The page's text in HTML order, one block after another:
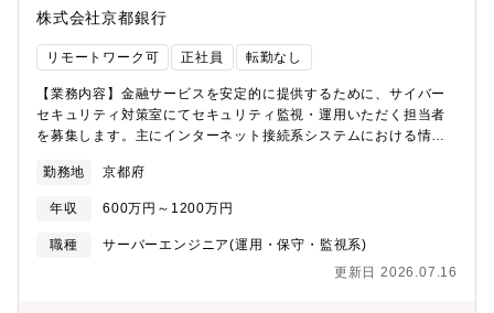
式含み益が地方銀行内でトップクラスとなっております。当行の
一番の強みはリスクに対応し得る強固な財政基盤であり、銀行に
求められる役割が多様に変化する中でお客様に多様なソリューシ
ョンをご提案するべく、新たな挑戦を起こしていきます。2023年
10月に京都フィナンシャルグループを設立し、既存グループ会社
の事業再構築や新しい事業会社の設立、さらに他社の買収など、
グループストラクチャーの強化を通じたシナジー効果発揮を目指
用後、65歳の応答年度末まで勤務継続可能）銀行＝店舗削減のイ
あるとらえており、中途採用も積極的に継続して参ります。バン
カーとして腰を据えて長く働きたい方是非応募下さい。
ラスであると同時に、世界から注目されるベンチャー企業が集ま
る非常に魅力的なエリアです。京都銀行は、そんな魅力的な特徴
を持つエリアでお客様と共に成長し、名だたる京都企業からの良
となっております。当行の一番の強みはリスクに対応し得る強固
な財政基盤であり、銀行に求められる役割が多様に変化する中で
お客様に多様なソリューションをご提案するべく、新たな挑戦を
起こしていきます。2023年10月に京都フィナンシャルグループを
立、さらに他社の買収など、グループストラクチャーの強化を通
【定年】定年60歳 （定年再雇用後、65歳の応答年度末まで勤務
継続可能）銀行＝店舗削減のイメージもあるかと思いますが当行
株式会社京都銀行
リモートワーク可 正社員 転勤なし
【業務内容】金融サービスを安定的に提供するために、サイバー
セキュリティ対策室にてセキュリティ監視・運用いただく担当者
を募集します。主にインターネット接続系システムにおける情報
業務（監視にかかる企画を含みます）・運用、障害対応、各種シ
ステムに対する脆弱性管理・診断などをお任せします。【募集部
門】 システム部 【事業の特徴】当行では、「広域型地方銀行」を
標榜した広域化戦略を推進してきたことにより、店舗ネットワー
愛知県、東京都にまで広がり、各店舗がそれぞれの地域を「地
勤務地 京都府
年収 600万円～1200万円
職種
サーバーエンジニア(運用・保守・監視系)
更新日 2026.07.16